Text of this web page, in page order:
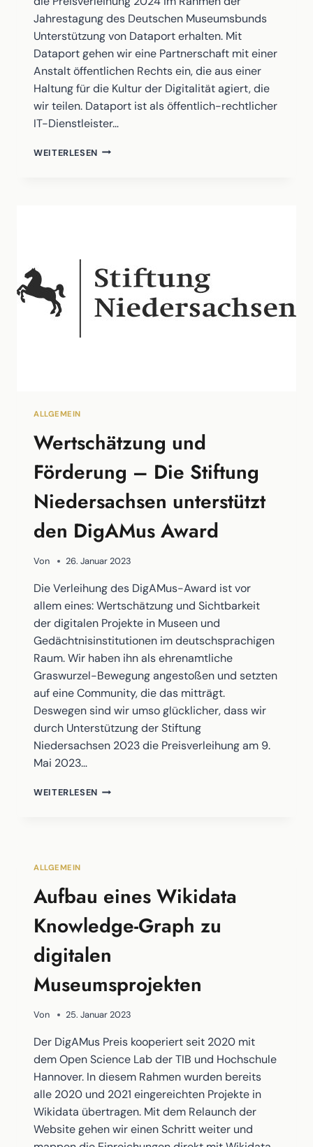
Jahrestagung des Deutschen Museumsbunds
Unterstützung von Dataport erhalten. Mit
Dataport gehen wir eine Partnerschaft mit einer
Anstalt öffentlichen Rechts ein, die aus einer
Haltung für die Kultur der Digitalität agiert, die
wir teilen. Dataport ist als öffentlich-rechtlicher
IT-Dienstleister…
WEITERLESEN DATAPORT
ALLGEMEIN
Wertschätzung und
Förderung – Die Stiftung
Niedersachsen unterstützt
den DigAMus Award
Von 26. Januar 2023
Die Verleihung des DigAMus-Award ist vor
allem eines: Wertschätzung und Sichtbarkeit
der digitalen Projekte in Museen und
Gedächtnisinstitutionen im deutschsprachigen
Raum. Wir haben ihn als ehrenamtliche
Graswurzel-Bewegung angestoßen und setzten
auf eine Community, die das mitträgt.
Deswegen sind wir umso glücklicher, dass wir
durch Unterstützung der Stiftung
Niedersachsen 2023 die Preisverleihung am 9.
Mai 2023…
WEITERLESEN WERTSCHÄTZUNG
UNTERSTÜTZT
DEN
DIGAMUS
AWARD
ALLGEMEIN
Aufbau eines Wikidata
Knowledge-Graph zu
digitalen
Museumsprojekten
Von 25. Januar 2023
Der DigAMus Preis kooperiert seit 2020 mit
dem Open Science Lab der TIB und Hochschule
Hannover. In diesem Rahmen wurden bereits
alle 2020 und 2021 eingereichten Projekte in
Wikidata übertragen. Mit dem Relaunch der
Website gehen wir einen Schritt weiter und